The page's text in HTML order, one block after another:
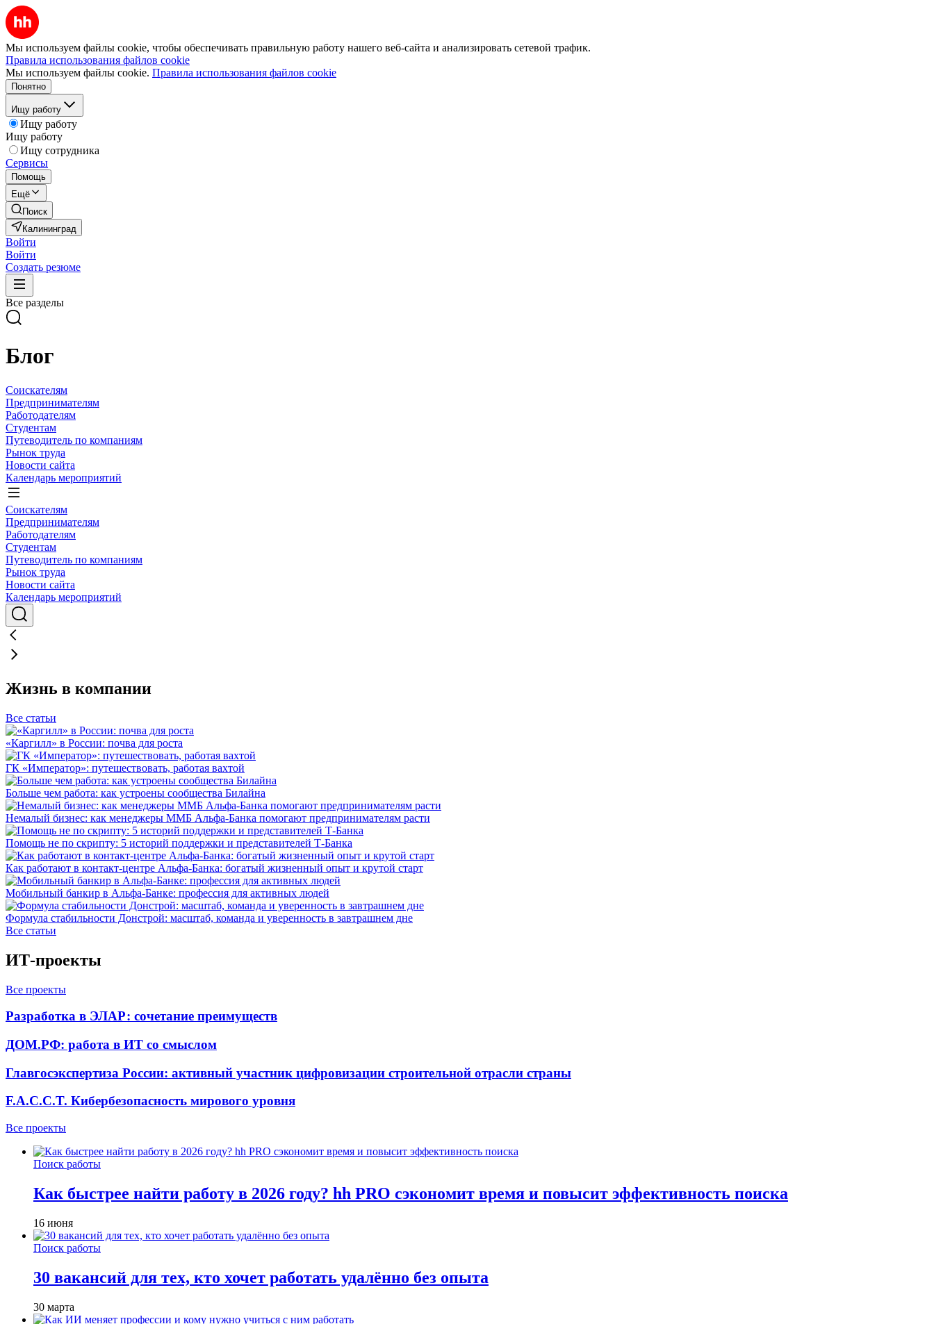
Мы используем файлы cookie, чтобы обеспечивать правильную работу нашего веб-сайта и анализировать сетевой трафик.
Правила использования файлов cookie
Мы используем файлы cookie. Правила использования файлов cookie
Понятно
Ищу работу
Ищу работу
Ищу работу
Ищу сотрудника
Сервисы
Помощь
Ещё
Поиск
Калининград
Войти
Войти
Создать резюме
Все разделы
Блог
Соискателям
Предпринимателям
Работодателям
Студентам
Путеводитель по компаниям
Рынок труда
Новости сайта
Календарь мероприятий
Соискателям
Предпринимателям
Работодателям
Студентам
Путеводитель по компаниям
Рынок труда
Новости сайта
Календарь мероприятий
Жизнь в компании
Все статьи
«Каргилл» в России: почва для роста
ГК «Император»: путешествовать, работая вахтой
Больше чем работа: как устроены сообщества Билайна
Немалый бизнес: как менеджеры ММБ Альфа-Банка помогают предпринимателям расти
Помощь не по скрипту: 5 историй поддержки и представителей Т-Банка
Как работают в контакт-центре Альфа-Банка: богатый жизненный опыт и крутой старт
Мобильный банкир в Альфа-Банке: профессия для активных людей
Формула стабильности Донстрой: масштаб, команда и уверенность в завтрашнем дне
Все статьи
ИТ-проекты
Все проекты
Разработка в ЭЛАР: сочетание преимуществ
ДОМ.РФ: работа в ИТ со смыслом
Главгосэкспертиза России: активный участник цифровизации строительной отрасли страны
F.A.C.C.T. Кибербезопасность мирового уровня
Все проекты
Поиск работы
Как быстрее найти работу в 2026 году? hh PRO сэкономит время и повысит эффективность поиска
16 июня
Поиск работы
30 вакансий для тех, кто хочет работать удалённо без опыта
30 марта